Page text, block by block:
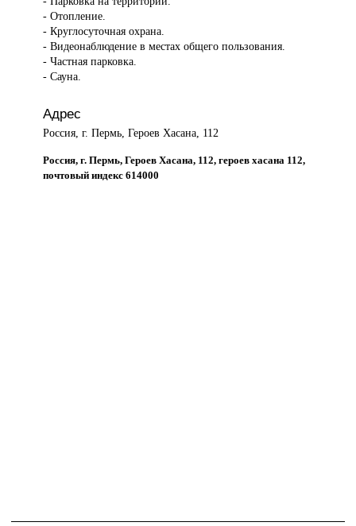
- Отопление.
- Круглосуточная охрана.
- Видеонаблюдение в местах общего пользования.
- Частная парковка.
- Сауна.
Адрес
Россия, г. Пермь, Героев Хасана, 112
Россия, г. Пермь, Героев Хасана, 112, героев хасана 112,
почтовый индекс 614000